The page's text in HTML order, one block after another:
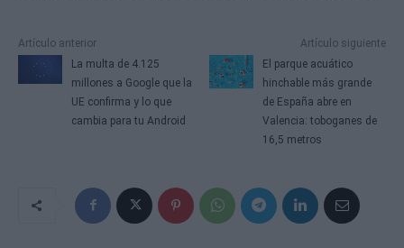
Artículo anterior
La multa de 4.125
millones a Google que la
UE confirma y lo que
cambia para tu Android
Artículo siguiente
El parque acuático
hinchable más grande
de España abre en
Valencia: toboganes de
16,5 metros